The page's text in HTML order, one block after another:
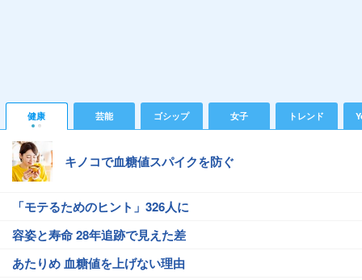
健康 芸能 ゴシップ 女子 トレンド
キノコで血糖値スパイクを防ぐ
「モテるためのヒント」326人に
容姿と寿命 28年追跡で見えた差
あたりめ 血糖値を上げない理由